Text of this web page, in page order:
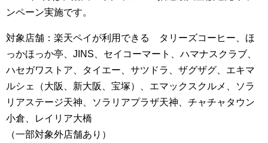
ンペーン実施です。
対象店舗：楽天ペイが利用できる タリーズコーヒー、ほ
っかほっか亭、JINS、セイコーマート、ハマナスクラブ、
ハセガワストア、タイエー、サツドラ、ザグザグ、エキマ
ルシェ（大阪、新大阪、宝塚）、エマックスクルメ、ソラ
リアステージ天神、ソラリアプラザ天神、チャチャタウン
小倉、レイリア大橋
（一部対象外店舗あり）